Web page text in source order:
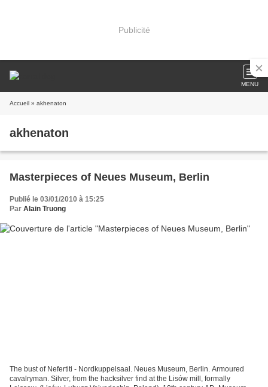
Publicité
MENU
Accueil » akhenaton
akhenaton
Masterpieces of Neues Museum, Berlin
Publié le 03/01/2010 à 15:25
Par Alain Truong
The bust of Nefertiti - Nordkuppelsaal. Neues Museum, Berlin. Armoured
cavalryman. Silver, from the hacksilver find at the Lisów mill, formally